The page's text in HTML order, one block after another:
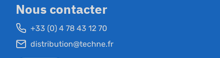
Nous contacter
+33 (0) 4 78 43 12 70
distribution@techne.fr